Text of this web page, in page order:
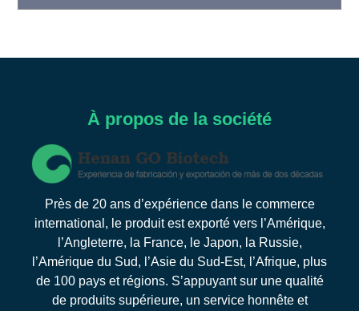
À propos de la société
Près de 20 ans d’expérience dans le commerce
international, le produit est exporté vers l’Amérique,
l’Angleterre, la France, le Japon, la Russie,
l’Amérique du Sud, l’Asie du Sud-Est, l’Afrique, plus
de 100 pays et régions. S’appuyant sur une qualité
de produits supérieure, un service honnête et